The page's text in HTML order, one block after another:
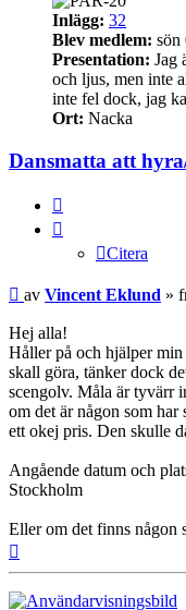
Inlägg: 32
Blev medlem: sön
Presentation: Jag
och ljus, men inte
inte fel dock, jag
Ort: Nacka
Dansmatta att
Citera
Inlägg
av Vincent Eklund »
Hej alla!
Håller på och hjälper
skall göra, tänker dock
scengolv. Måla är tyvärr
om det är någon som
ett okej pris. Den skulle
Angående datum och
Stockholm
Eller om det finns någon